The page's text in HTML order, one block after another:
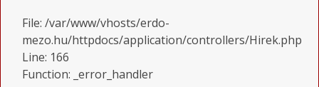
File: /var/www/vhosts/erdo-
mezo.hu/httpdocs/application/controllers/Hirek.php
Line: 166
Function: _error_handler